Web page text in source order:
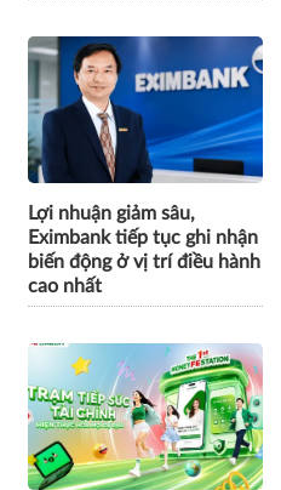
Lợi nhuận giảm sâu,
Eximbank tiếp tục ghi nhận
biến động ở vị trí điều hành
cao nhất